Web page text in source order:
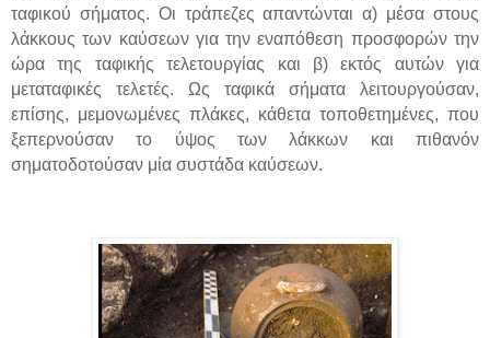
ταφικού σήματος. Οι τράπεζες απαντώνται α) μέσα στους
λάκκους των καύσεων για την εναπόθεση προσφορών την
ώρα της ταφικής τελετουργίας και β) εκτός αυτών για
μεταταφικές τελετές. Ως ταφικά σήματα λειτουργούσαν,
επίσης, μεμονωμένες πλάκες, κάθετα τοποθετημένες, που
ξεπερνούσαν το ύψος των λάκκων και πιθανόν
σηματοδοτούσαν μία συστάδα καύσεων.